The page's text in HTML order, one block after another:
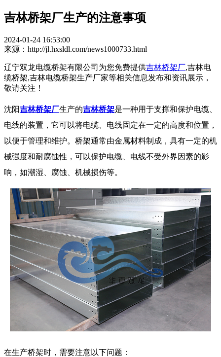
吉林桥架厂生产的注意事项
2024-01-24 16:53:00
来源：http://jl.hxsldl.com/news1000733.html
辽宁双龙电缆桥架有限公司为您免费提供吉林桥架厂,吉林电
缆桥架,吉林电缆桥架生产厂家等相关信息发布和资讯展示，
敬请关注！
沈阳吉林桥架厂生产的吉林桥架是一种用于支撑和保护电缆、
电线的装置，它可以将电缆、电线固定在一定的高度和位置，
以便于管理和维护。桥架通常由金属材料制成，具有一定的机
械强度和耐腐蚀性，可以保护电缆、电线不受外界因素的影
响，如潮湿、腐蚀、机械损伤等。
在生产桥架时，需要注意以下问题：